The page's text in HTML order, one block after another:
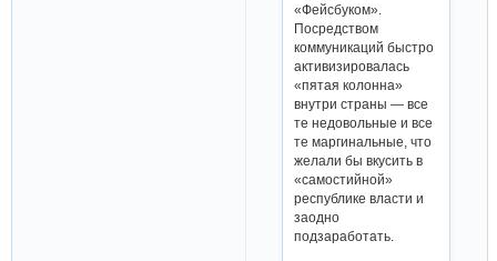
«Фейсбуком».
Посредством
коммуникаций быстро
активизировалась
«пятая колонна»
внутри страны — все
те недовольные и все
те маргинальные, что
желали бы вкусить в
«самостийной»
республике власти и
заодно
подзаработать.